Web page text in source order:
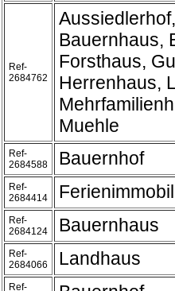
Ref-
2684762
Aussiedlerhof,
Bauernhaus,
Forsthaus,
Herrenhaus,
Muehle
Ref-
2684588
Bauernhof
Ref-
2684414
Ref-
2684124
Bauernhaus
Ref-
2684066
Landhaus
Ref-